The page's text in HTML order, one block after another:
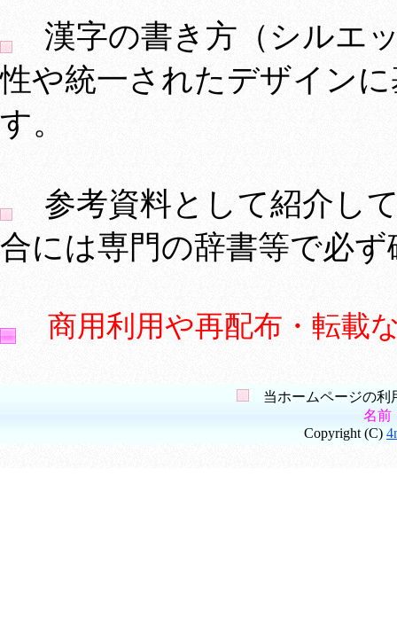
漢字の書き方（シルエ
性や統一されたデザイン
す。
参考資料として紹介し
合には専門の辞書等で必
商用利用や再配布・転載
当ホームページの利
名前
Copyright (C)